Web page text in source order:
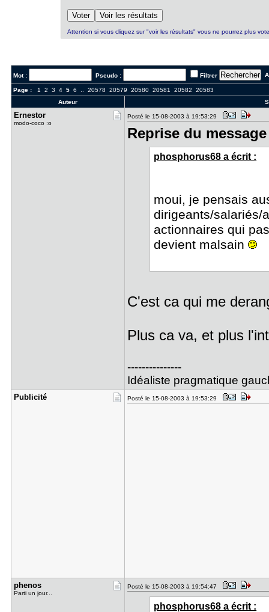
Attention si vous cliquez sur "voir les résultats" vous ne pourrez plus
Mot : Pseudo : Filtrer
Page : 1 2 3 4 5 6 20578 20579 20580 20581 20582
20583
Auteur
Ernestor
modo-coco :o
Posté le 15-08-2003 à 19:53:29
Reprise du
phosphorus68 a écrit :
moui, je pensais
dirigeants/salariés/
actionnaires qui
devient malsain
C'est ca qui me
Plus ca va, et plus
---------------
Idéaliste pragmatique
Publicité Posté le 15-08-2003 à 19:53:29
phenos
Parti un jour...
Posté le 15-08-2003 à 19:54:47
phosphorus68 a écrit :